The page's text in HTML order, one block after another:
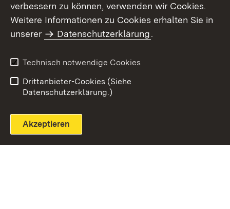
Themenübersicht
verbessern zu können, verwenden wir Cookies.
Weitere Informationen zu Cookies erhalten Sie in
unserer
Datenschutzerklärung.
Technisch notwendige Cookies
Drittanbieter-Cookies (Siehe
Datenschutzerklärung.)
Akzeptieren